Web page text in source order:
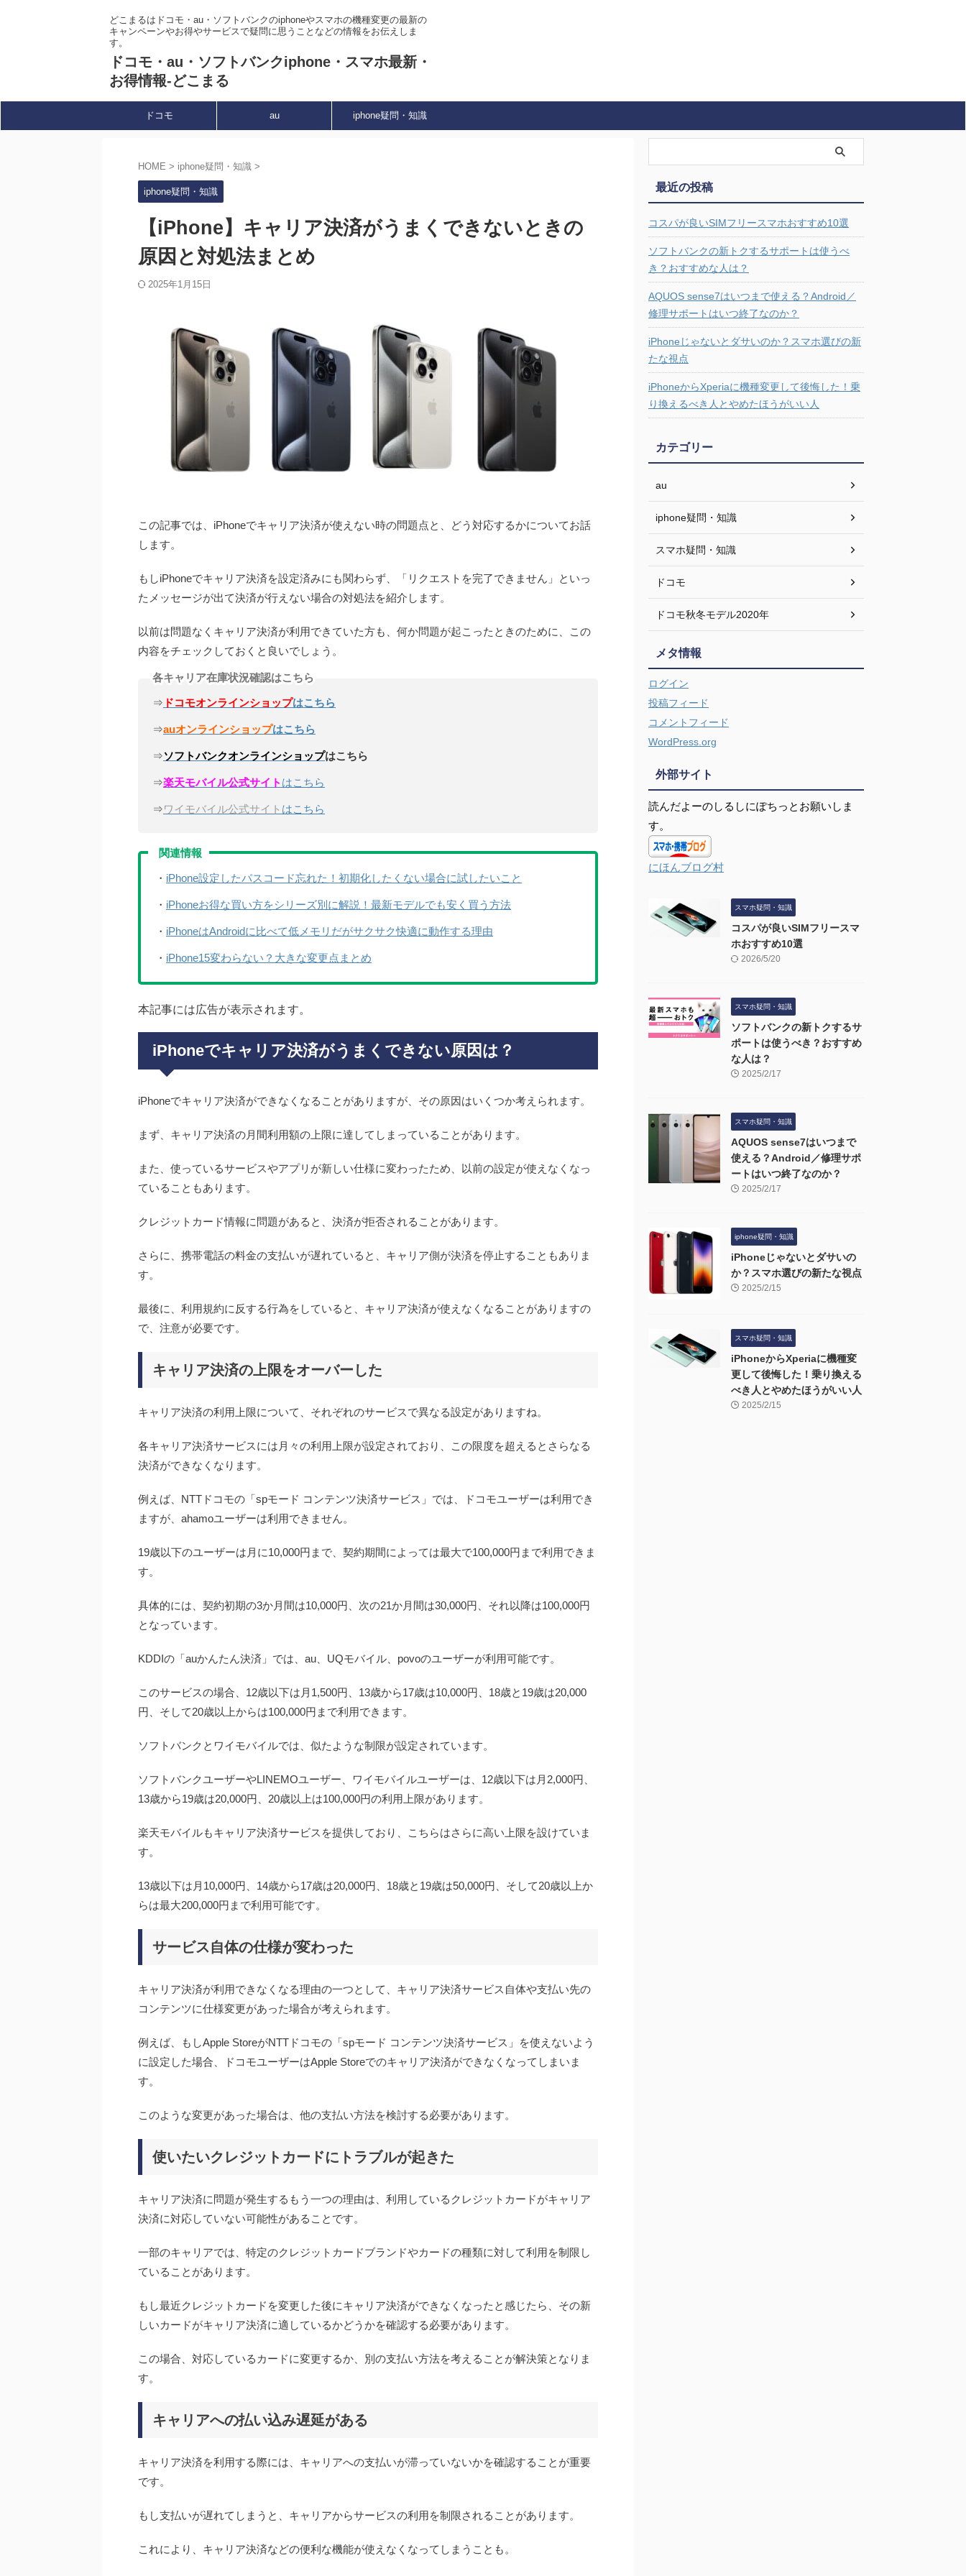
どこまるはドコモ・au・ソフトバンクのiphoneやスマホの機種変更の最新の
キャンペーンやお得やサービスで疑問に思うことなどの情報をお伝えしま
す。
ドコモ・au・ソフトバンクiphone・スマホ最新・
お得情報-どこまる
ドコモ au iphone疑問・知識
HOME > iphone疑問・知識 >
iphone疑問・知識
【iPhone】キャリア決済がうまくできないときの
原因と対処法まとめ
2025年1月15日
この記事では、iPhoneでキャリア決済が使えない時の問題点と、どう対応するかについてお話
します。
もしiPhoneでキャリア決済を設定済みにも関わらず、「リクエストを完了できません」といっ
たメッセージが出て決済が行えない場合の対処法を紹介します。
以前は問題なくキャリア決済が利用できていた方も、何か問題が起こったときのために、この
内容をチェックしておくと良いでしょう。
各キャリア在庫状況確認はこちら
⇒ ドコモオンラインショップはこちら
⇒auオンラインショップはこちら
⇒ソフトバンクオンラインショップはこちら
⇒楽天モバイル公式サイト はこちら
⇒ワイモバイル公式サイト はこちら
関連情報
・ iPhone設定したパスコード忘れた！初期化したくない場合に試したいこと
・ iPhoneお得な買い方をシリーズ別に解説！最新モデルでも安く買う方法
・ iPhoneはAndroidに比べて低メモリだがサクサク快適に動作する理由
・ iPhone15変わらない？大きな変更点まとめ
本記事には広告が表示されます。
iPhoneでキャリア決済がうまくできない原因は？
iPhoneでキャリア決済ができなくなることがありますが、その原因はいくつか考えられます。
まず、キャリア決済の月間利用額の上限に達してしまっていることがあります。
また、使っているサービスやアプリが新しい仕様に変わったため、以前の設定が使えなくなっ
ていることもあります。
クレジットカード情報に問題があると、決済が拒否されることがあります。
さらに、携帯電話の料金の支払いが遅れていると、キャリア側が決済を停止することもありま
す。
最後に、利用規約に反する行為をしていると、キャリア決済が使えなくなることがありますの
で、注意が必要です。
キャリア決済の上限をオーバーした
キャリア決済の利用上限について、それぞれのサービスで異なる設定がありますね。
各キャリア決済サービスには月々の利用上限が設定されており、この限度を超えるとさらなる
決済ができなくなります。
例えば、NTTドコモの「spモード コンテンツ決済サービス」では、ドコモユーザーは利用でき
ますが、ahamoユーザーは利用できません。
19歳以下のユーザーは月に10,000円まで、契約期間によっては最大で100,000円まで利用できま
す。
具体的には、契約初期の3か月間は10,000円、次の21か月間は30,000円、それ以降は100,000円
となっています。
KDDIの「auかんたん決済」では、au、UQモバイル、povoのユーザーが利用可能です。
このサービスの場合、12歳以下は月1,500円、13歳から17歳は10,000円、18歳と19歳は20,000
円、そして20歳以上からは100,000円まで利用できます。
ソフトバンクとワイモバイルでは、似たような制限が設定されています。
ソフトバンクユーザーやLINEMOユーザー、ワイモバイルユーザーは、12歳以下は月2,000円、
13歳から19歳は20,000円、20歳以上は100,000円の利用上限があります。
楽天モバイルもキャリア決済サービスを提供しており、こちらはさらに高い上限を設けていま
す。
13歳以下は月10,000円、14歳から17歳は20,000円、18歳と19歳は50,000円、そして20歳以上か
らは最大200,000円まで利用可能です。
サービス自体の仕様が変わった
キャリア決済が利用できなくなる理由の一つとして、キャリア決済サービス自体や支払い先の
コンテンツに仕様変更があった場合が考えられます。
例えば、もしApple StoreがNTTドコモの「spモード コンテンツ決済サービス」を使えないよう
に設定した場合、ドコモユーザーはApple Storeでのキャリア決済ができなくなってしまいま
す。
このような変更があった場合は、他の支払い方法を検討する必要があります。
使いたいクレジットカードにトラブルが起きた
キャリア決済に問題が発生するもう一つの理由は、利用しているクレジットカードがキャリア
決済に対応していない可能性があることです。
一部のキャリアでは、特定のクレジットカードブランドやカードの種類に対して利用を制限し
ていることがあります。
もし最近クレジットカードを変更した後にキャリア決済ができなくなったと感じたら、その新
しいカードがキャリア決済に適しているかどうかを確認する必要があります。
この場合、対応しているカードに変更するか、別の支払い方法を考えることが解決策となりま
す。
キャリアへの払い込み遅延がある
キャリア決済を利用する際には、キャリアへの支払いが滞っていないかを確認することが重要
です。
もし支払いが遅れてしまうと、キャリアからサービスの利用を制限されることがあります。
これにより、キャリア決済などの便利な機能が使えなくなってしまうことも。
最近の投稿
コスパが良いSIMフリースマホおすすめ10選
ソフトバンクの新トクするサポートは使うべ
き？おすすめな人は？
AQUOS sense7はいつまで使える？Android／
修理サポートはいつ終了なのか？
iPhoneじゃないとダサいのか？スマホ選びの新
たな視点
iPhoneからXperiaに機種変更して後悔した！乗
り換えるべき人とやめたほうがいい人
カテゴリー
au
iphone疑問・知識
スマホ疑問・知識
ドコモ
ドコモ秋冬モデル2020年
メタ情報
ログイン
投稿フィード
コメントフィード
WordPress.org
外部サイト
読んだよーのしるしにぽちっとお願いしま
す。
にほんブログ村
スマホ疑問・知識
コスパが良いSIMフリースマ
ホおすすめ10選
2026/5/20
スマホ疑問・知識
ソフトバンクの新トクするサ
ポートは使うべき？おすすめ
な人は？
2025/2/17
スマホ疑問・知識
AQUOS sense7はいつまで
使える？Android／修理サポ
ートはいつ終了なのか？
2025/2/17
iphone疑問・知識
iPhoneじゃないとダサいの
か？スマホ選びの新たな視点
2025/2/15
スマホ疑問・知識
iPhoneからXperiaに機種変
更して後悔した！乗り換える
べき人とやめたほうがいい人
2025/2/15